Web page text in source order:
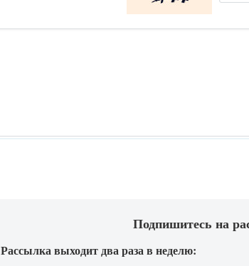
Подпишитесь на
Рассылка выходит два раза в неделю: